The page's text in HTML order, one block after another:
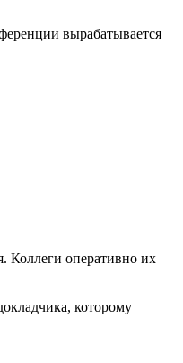
вырабатывается
Коллеги оперативно их
которому